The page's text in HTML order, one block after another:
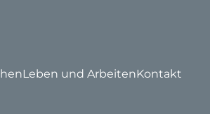
Leben und ArbeitenKontakt